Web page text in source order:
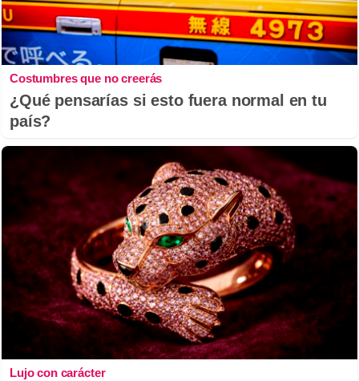
Costumbres que no creerás
¿Qué pensarías si esto fuera normal en tu
país?
Lujo con carácter